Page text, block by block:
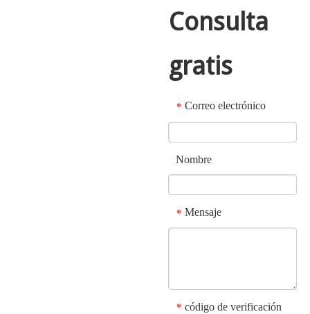
Consulta
gratis
* Correo electrónico
Nombre
* Mensaje
* código de verificación